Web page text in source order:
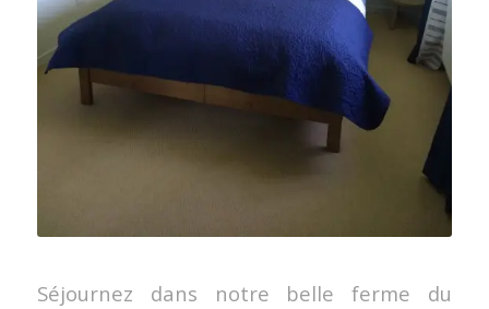
Séjournez dans notre belle ferme du